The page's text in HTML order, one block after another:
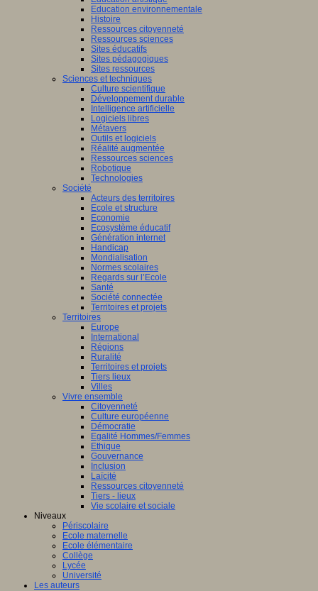
Education environnementale
Histoire
Ressources citoyenneté
Ressources sciences
Sites éducatifs
Sites pédagogiques
Sites ressources
Sciences et techniques
Culture scientifique
Développement durable
Intelligence artificielle
Logiciels libres
Métavers
Outils et logiciels
Réalité augmentée
Ressources sciences
Robotique
Technologies
Société
Acteurs des territoires
Ecole et structure
Economie
Ecosystème éducatif
Génération internet
Handicap
Mondialisation
Normes scolaires
Regards sur l’Ecole
Santé
Société connectée
Territoires et projets
Territoires
Europe
International
Régions
Ruralité
Territoires et projets
Tiers lieux
Villes
Vivre ensemble
Citoyenneté
Culture européenne
Démocratie
Egalité Hommes/Femmes
Ethique
Gouvernance
Inclusion
Laïcité
Ressources citoyenneté
Tiers - lieux
Vie scolaire et sociale
Niveaux
Périscolaire
Ecole maternelle
Ecole élémentaire
Collège
Lycée
Université
Les auteurs